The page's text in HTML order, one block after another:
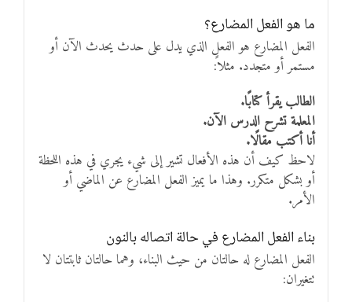
ما هو الفعل المضارع؟
الفعل المضارع هو الفعل الذي يدل على حدث يحدث الآن أو
مستمر أو متجدد. مثلاً:
الطالب يقرأ كتابًا.
المعلمة تشرح الدرس الآن.
أنا أكتب مقالًا.
لاحظ كيف أن هذه الأفعال تشير إلى شيء يجري في هذه اللحظة
أو بشكل متكرر. وهذا ما يميز الفعل المضارع عن الماضي أو
الأمر.
بناء الفعل المضارع في حالة اتصاله بالنون
الفعل المضارع له حالتان من حيث البناء، وهما حالتان ثابتتان لا
تتغيران: